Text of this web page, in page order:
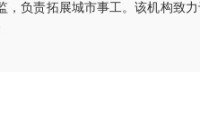
，负责拓展城市事工。该机构致